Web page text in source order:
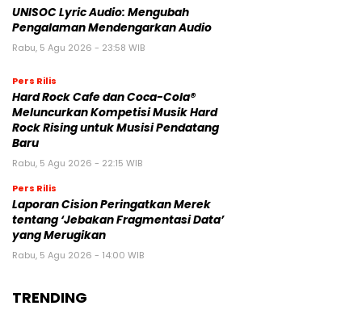
UNISOC Lyric Audio: Mengubah
Pengalaman Mendengarkan Audio
Rabu, 5 Agu 2026 - 23:58 WIB
Pers Rilis
Hard Rock Cafe dan Coca-Cola®
Meluncurkan Kompetisi Musik Hard
Rock Rising untuk Musisi Pendatang
Baru
Rabu, 5 Agu 2026 - 22:15 WIB
Pers Rilis
Laporan Cision Peringatkan Merek
tentang ‘Jebakan Fragmentasi Data’
yang Merugikan
Rabu, 5 Agu 2026 - 14:00 WIB
TRENDING